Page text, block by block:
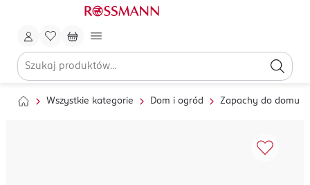
Wszystkie kategorie Dom i ogród Zapachy do domu